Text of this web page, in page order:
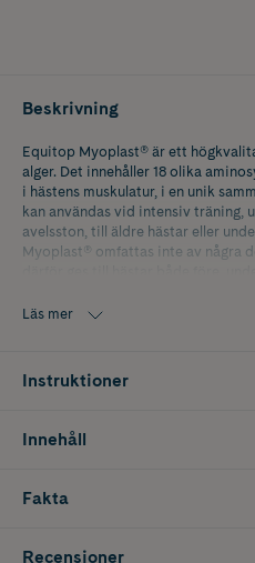
Beskrivning
Equitop Myoplast® är ett
alger. Det innehåller 18 olika
i hästens muskulatur, i en unik
kan användas vid intensiv träning,
avelsston, till äldre hästar eller
Myoplast® omfattas inte av några
Läs mer
Instruktioner
Innehåll
Fakta
Recensioner